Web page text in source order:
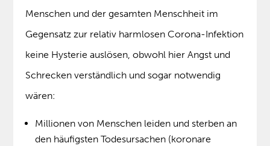
Menschen und der gesamten Menschheit im
Gegensatz zur relativ harmlosen Corona-Infektion
keine Hysterie auslösen, obwohl hier Angst und
Schrecken verständlich und sogar notwendig
wären:
Millionen von Menschen leiden und sterben an
den häufigsten Todesursachen (koronare